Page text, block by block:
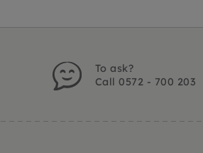
To ask?
Call 0572 - 700 203